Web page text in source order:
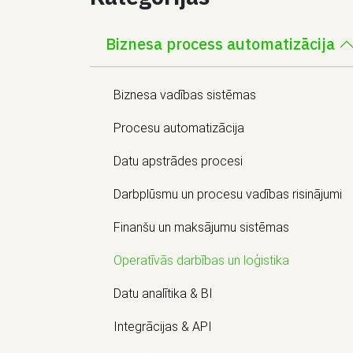
Biznesa process automatizācija
Biznesa vadības sistēmas
Procesu automatizācija
Datu apstrādes procesi
Darbplūsmu un procesu vadības risinājumi
Finanšu un maksājumu sistēmas
Operatīvās darbības un loģistika
Datu analītika & BI
Integrācijas & API